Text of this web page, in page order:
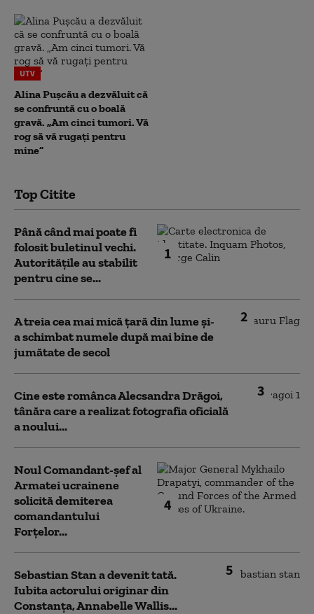
UTV
Alina Pușcău a dezvăluit că
se confruntă cu o boală
gravă. „Am cinci tumori. Vă
rog să vă rugați pentru
mine”
Top Citite
1
Până când mai poate fi
folosit buletinul vechi.
Autoritățile au stabilit
pentru cine se...
2
A treia cea mai mică țară din lume și-
a schimbat numele după mai bine de
jumătate de secol
3
Cine este românca Alecsandra Drăgoi,
tânăra care a realizat fotografia oficială
a noului...
4
Noul Comandant-șef al
Armatei ucrainene
solicită demiterea
comandantului
Forțelor...
5
Sebastian Stan a devenit tată.
Iubita actorului originar din
Constanța, Annabelle Wallis...